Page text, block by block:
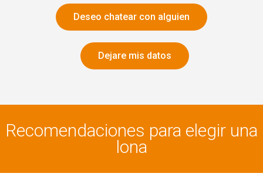
Deseo chatear con alguien
Dejare mis datos
Recomendaciones para elegir una
lona